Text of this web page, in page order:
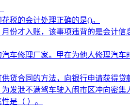
税的会计处理正确的是()。
份才入账，该事项违背的是会计信
车修理厂家。甲在为他人修理汽
供货合同的方法，向银行申请获得
发泄不满驾车驶入闹市区冲向密集
是（ ）。